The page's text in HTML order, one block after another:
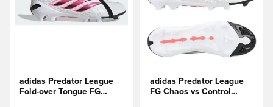
adidas Predator League
Fold-over Tongue FG
adidas Predator League
FG Chaos vs Control